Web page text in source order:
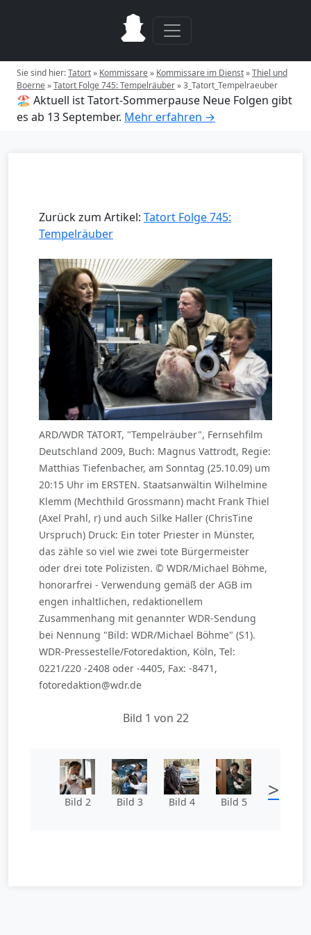
Sie sind hier:Tatort» Kommissare» Kommissare im Dienst»Thiel und
Boerne»Tatort Folge 745: Tempelräuber»3_Tatort_Tempelraeuber
🏖️ Aktuell ist Tatort-Sommerpause Neue Folgen gibt
es ab 13 September. Mehr erfahren →
Zurück zum Artikel: Tatort Folge 745:
Tempelräuber
ARD/WDR TATORT, "Tempelräuber", Fernsehfilm
Deutschland 2009, Buch: Magnus Vattrodt, Regie:
Matthias Tiefenbacher, am Sonntag (25.10.09) um
20:15 Uhr im ERSTEN. Staatsanwältin Wilhelmine
Klemm (Mechthild Grossmann) macht Frank Thiel
(Axel Prahl, r) und auch Silke Haller (ChrisTine
Urspruch) Druck: Ein toter Priester in Münster,
das zähle so viel wie zwei tote Bürgermeister
oder drei tote Polizisten. © WDR/Michael Böhme,
honorarfrei - Verwendung gemäß der AGB im
engen inhaltlichen, redaktionellem
Zusammenhang mit genannter WDR-Sendung
bei Nennung "Bild: WDR/Michael Böhme" (S1).
WDR-Pressestelle/Fotoredaktion, Köln, Tel:
0221/220 -2408 oder -4405, Fax: -8471,
fotoredaktion@wdr.de
Bild 1 von 22
Bild 2 Bild 3 Bild 4 Bild 5 >